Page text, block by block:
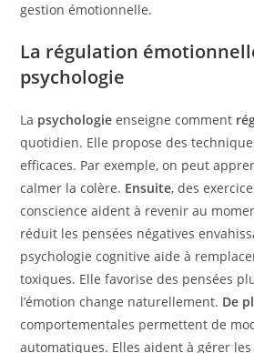
gestion émotionnelle.
La régulation
psychologie
La psychologie enseigne comment
quotidien. Elle propose des
efficaces. Par exemple, on peut
calmer la colère. Ensuite, des
conscience aident à revenir au
réduit les pensées négatives
psychologie cognitive aide à
toxiques. Elle favorise des pensées
l’émotion change naturellement. De
comportementales permettent de
automatiques. Elles aident à gérer